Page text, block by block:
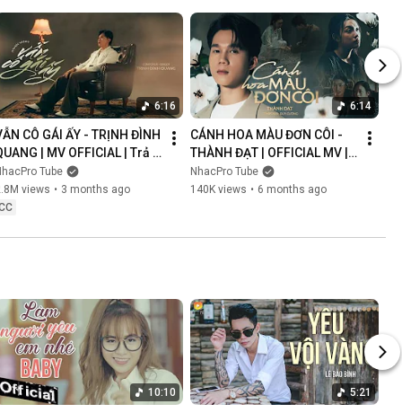
6:16
CÔ GÁI ẤY - TRỊNH ĐÌNH
| MV OFFICIAL | Trả
Em Quá Khứ Đau Lòng
Lỗi Vì Làm Em Khóc
Tube
views • 3 months ago
6:14
CÁNH HOA MÀU ĐƠN CÔI -
THÀNH ĐẠT | OFFICIAL MV |
Anh Nghĩ Chắc Là Ý Trời
Nhưng Buồn Lắm Người Ơi...
NhacPro Tube
140K views • 6 months ago
10:10 5:21